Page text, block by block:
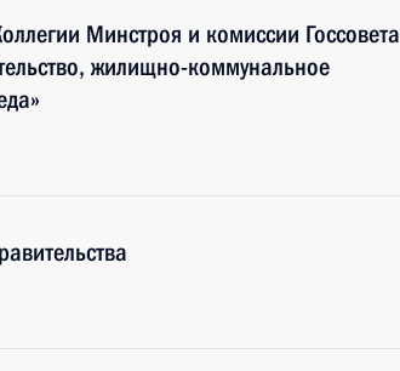
Минстроя и комиссии Госсовета
жилищно-коммунальное